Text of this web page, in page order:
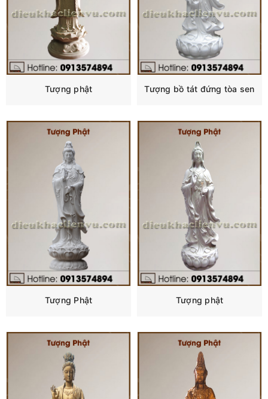
Tượng phật Tượng bồ tát đứng tòa sen
Tượng Phật Tượng phật